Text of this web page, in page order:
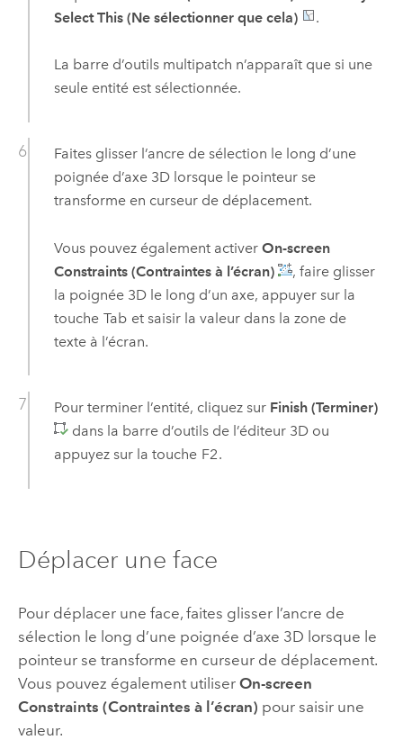
Select This (Ne sélectionner que cela)
.
La barre d’outils multipatch n’apparaît que si une
seule entité est sélectionnée.
Faites glisser l’ancre de sélection le long d’une
poignée d’axe 3D lorsque le pointeur se
transforme en curseur de déplacement.
Vous pouvez également activer On-screen
Constraints (Contraintes à l’écran)
, faire glisser
la poignée 3D le long d’un axe, appuyer sur la
touche Tab et saisir la valeur dans la zone de
texte à l’écran.
Pour terminer l’entité, cliquez sur Finish (Terminer)
dans la barre d’outils de l’éditeur 3D ou
appuyez sur la touche F2.
Déplacer une face
Pour déplacer une face, faites glisser l’ancre de
sélection le long d’une poignée d’axe 3D lorsque le
pointeur se transforme en curseur de déplacement.
Vous pouvez également utiliser On-screen
Constraints (Contraintes à l’écran) pour saisir une
valeur.